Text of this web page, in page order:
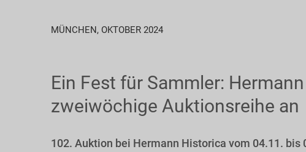
MÜNCHEN, OKTOBER 2024
Ein Fest für Sammler:
zweiwöchige Auktionsreihe an
102. Auktion bei Hermann Historica vom 04.11. bis